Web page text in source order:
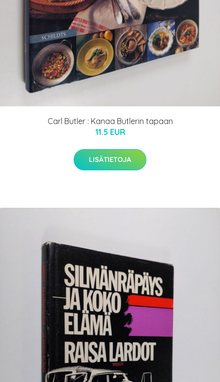
Carl Butler : Kanaa Butlerin tapaan
11.5 EUR
LISÄTIETOJA